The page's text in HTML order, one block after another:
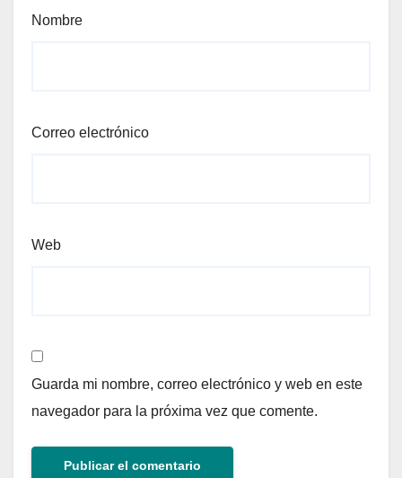
Nombre
Correo electrónico
Web
Guarda mi nombre, correo electrónico y web en este
navegador para la próxima vez que comente.